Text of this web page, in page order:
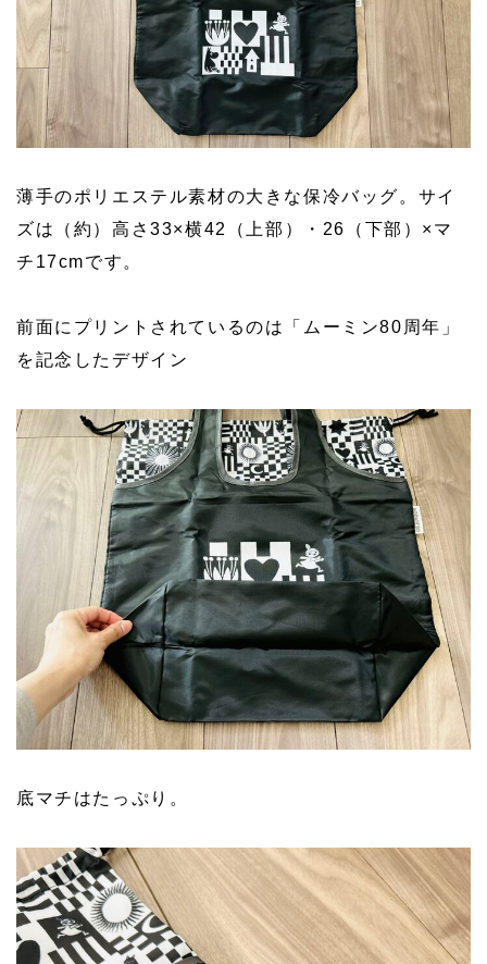
薄手のポリエステル素材の大きな保冷バッグ。サイ
ズは（約）高さ33×横42（上部）・26（下部）×マ
チ17cmです。
前面にプリントされているのは「ムーミン80周年」
を記念したデザイン
底マチはたっぷり。